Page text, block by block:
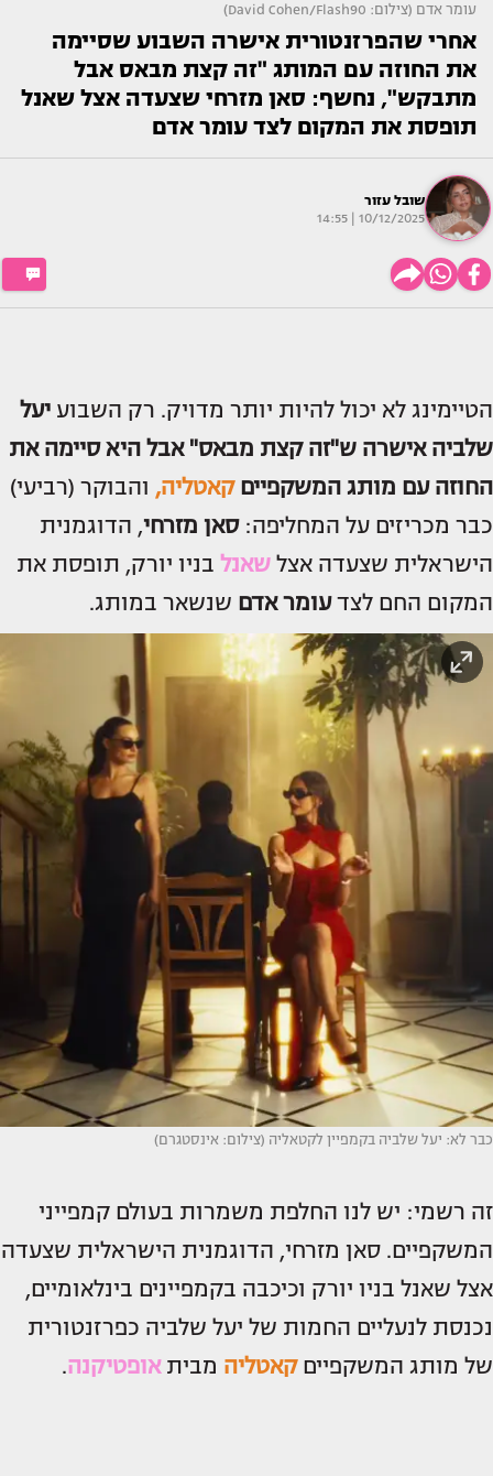
עומר אדם (צילום: David Cohen/Flash90)
אחרי שהפרזנטורית אישרה השבוע שסיימה
את החוזה עם המותג "זה קצת מבאס אבל
מתבקש", נחשף: סאן מזרחי שצעדה אצל שאנל
תופסת את המקום לצד עומר אדם
שובל עזור
10/12/2025 | 14:55
הטיימינג לא יכול להיות יותר מדויק. רק השבוע יעל
שלביה אישרה ש"זה קצת מבאס" אבל היא סיימה את
החוזה עם מותג המשקפייםקאטליה, והבוקר (רביעי)
כבר מכריזים על המחליפה:סאן מזרחי, הדוגמנית
הישראלית שצעדה אצל שאנל בניו יורק, תופסת את
המקום החם לצדעומר אדם שנשאר במותג.
כבר לא: יעל שלביה בקמפיין לקטאליה (צילום: אינסטגרם)
זה רשמי: יש לנו החלפת משמרות בעולם קמפייני
המשקפיים. סאן מזרחי, הדוגמנית הישראלית שצעדה
אצל שאנל בניו יורק וכיכבה בקמפיינים בינלאומיים,
נכנסת לנעליים החמות של יעל שלביה כפרזנטורית
של מותג המשקפייםקאטליה מביתאופטיקנה.